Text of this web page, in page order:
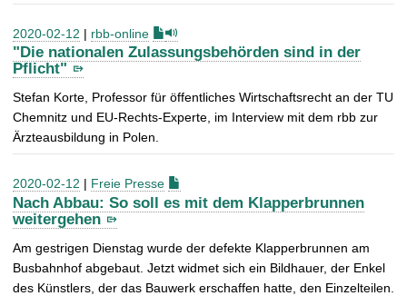
2020-02-12 | rbb-online
"Die nationalen Zulassungsbehörden sind in der
Pflicht"
Stefan Korte, Professor für öffentliches Wirtschaftsrecht an der TU
Chemnitz und EU-Rechts-Experte, im Interview mit dem rbb zur
Ärzteausbildung in Polen.
2020-02-12 | Freie Presse
Nach Abbau: So soll es mit dem Klapperbrunnen
weitergehen
Am gestrigen Dienstag wurde der defekte Klapperbrunnen am
Busbahnhof abgebaut. Jetzt widmet sich ein Bildhauer, der Enkel
des Künstlers, der das Bauwerk erschaffen hatte, den Einzelteilen.